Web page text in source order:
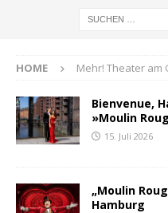
HOME Mehr! Theater am
Bienvenue,
»Moulin
15. Juli 2026
„Moulin
Hamburg